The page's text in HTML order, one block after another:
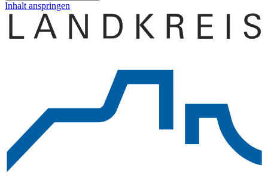
Inhalt anspringen